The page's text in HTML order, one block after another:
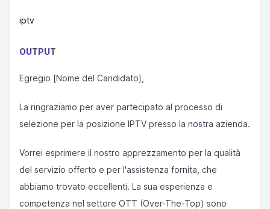
iptv
OUTPUT
Egregio [Nome del Candidato],
La ringraziamo per aver partecipato al processo di
selezione per la posizione IPTV presso la nostra azienda.
Vorrei esprimere il nostro apprezzamento per la qualità
del servizio offerto e per l'assistenza fornita, che
abbiamo trovato eccellenti. La sua esperienza e
competenza nel settore OTT (Over-The-Top) sono